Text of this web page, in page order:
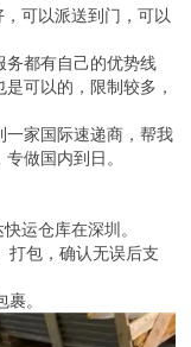
可以派送到门，可以
务都有自己的优势线
可以的，限制较多，
一家国际速递商，帮我
做国内到日。
运仓库在深圳。
打包，确认无误后支
。